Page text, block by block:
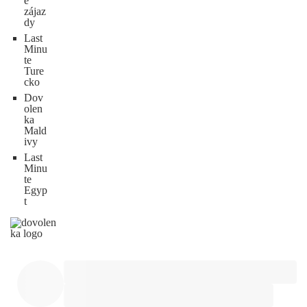
zájaz
dy
Last
Minu
te
Ture
cko
Dov
olen
ka
Mald
ivy
Last
Minu
te
Egyp
t